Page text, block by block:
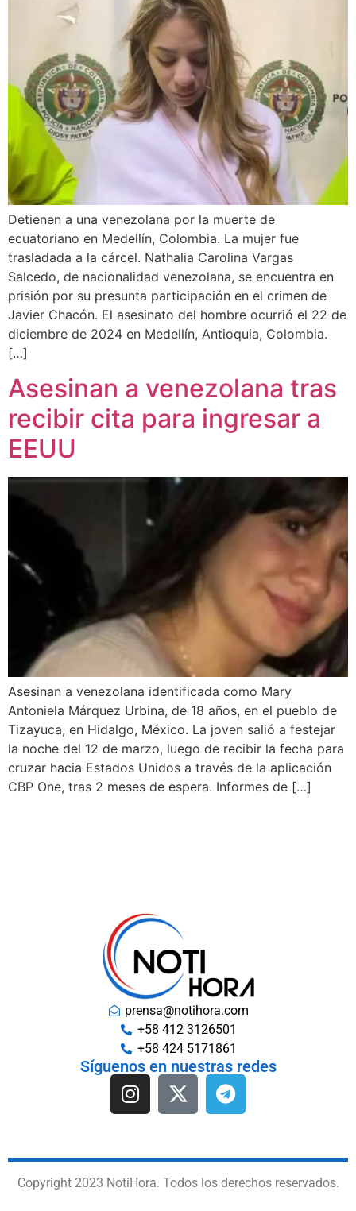
Detienen a una venezolana por la muerte de
ecuatoriano en Medellín, Colombia. La mujer fue
trasladada a la cárcel. Nathalia Carolina Vargas
Salcedo, de nacionalidad venezolana, se encuentra en
prisión por su presunta participación en el crimen de
Javier Chacón. El asesinato del hombre ocurrió el 22 de
diciembre de 2024 en Medellín, Antioquia, Colombia.
[…]
Asesinan a venezolana tras
recibir cita para ingresar a
EEUU
Asesinan a venezolana identificada como Mary
Antoniela Márquez Urbina, de 18 años, en el pueblo de
Tizayuca, en Hidalgo, México. La joven salió a festejar
la noche del 12 de marzo, luego de recibir la fecha para
cruzar hacia Estados Unidos a través de la aplicación
CBP One, tras 2 meses de espera. Informes de […]
prensa@notihora.com
+58 412 3126501
+58 424 5171861
Síguenos en nuestras redes
Copyright 2023 NotiHora. Todos los derechos reservados.